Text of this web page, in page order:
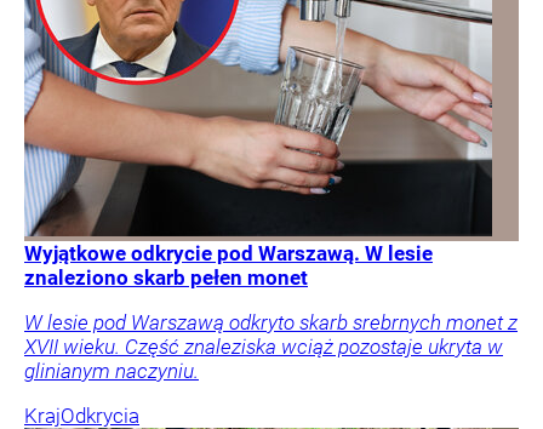
Wyjątkowe odkrycie pod Warszawą. W lesie
znaleziono skarb pełen monet
W lesie pod Warszawą odkryto skarb srebrnych monet z
XVII wieku. Część znaleziska wciąż pozostaje ukryta w
glinianym naczyniu.
KrajOdkrycia